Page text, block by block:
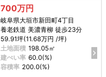
700万円
岐阜県大垣市新田町4丁目
養老鉄道 美濃青柳 徒歩23分
59.91坪(11.68万円 /坪)
土地面積 198.05㎡
建ぺい率 60.0(%)
容積率 200.0(%)